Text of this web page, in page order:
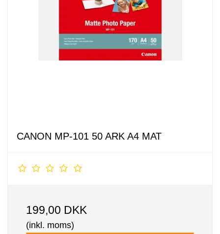
CANON MP-101 50 ARK A4 MAT
199,00 DKK
(inkl. moms)